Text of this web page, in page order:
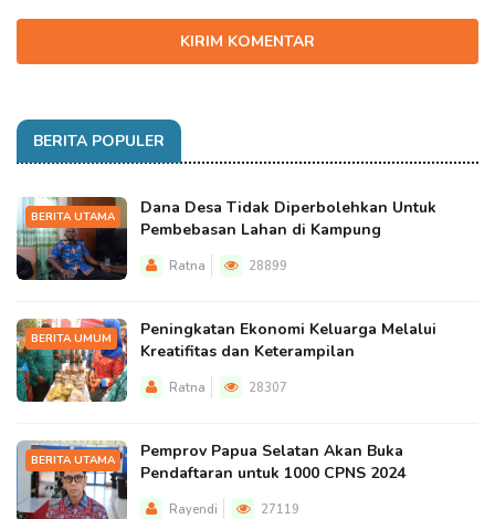
KIRIM KOMENTAR
BERITA POPULER
BERITA UTAMA
Dana Desa Tidak Diperbolehkan Untuk
Pembebasan Lahan di Kampung
Ratna 28899
BERITA UMUM
Peningkatan Ekonomi Keluarga Melalui
Kreatifitas dan Keterampilan
Ratna 28307
BERITA UTAMA
Pemprov Papua Selatan Akan Buka
Pendaftaran untuk 1000 CPNS 2024
Rayendi 27119